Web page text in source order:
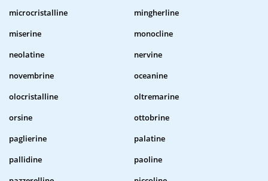
microcristalline
mingherline
miserine
monocline
neolatine
nervine
novembrine
oceanine
olocristalline
oltremarine
orsine
ottobrine
paglierine
palatine
pallidine
paoline